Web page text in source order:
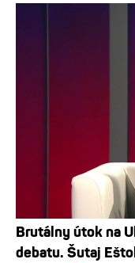
Brutálny útok na
debatu. Šutaj